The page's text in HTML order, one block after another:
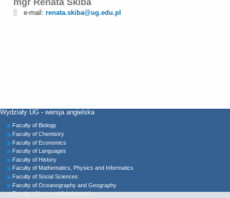
e-mail: renata.skiba@ug.edu.pl
Wydziały UG - wersja angielska
Faculty of Biology
Faculty of Chemistry
Faculty of Economics
Faculty of Languages
Faculty of History
Faculty of Mathematics, Physics and Informatics
Faculty of Social Sciences
Faculty of Oceanography and Geography
Faculty of Law and Administration